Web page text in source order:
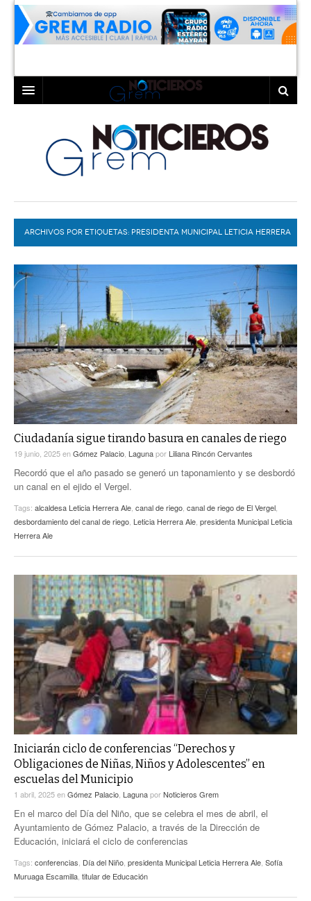
LAGUNA
TORREÓN
GÓMEZ PALACIO
LERDO
COAHUILA
DURANGO
DEPORTES
EL EXACTO
EXA INFORMA
GLOBO
CONTEXTOS
TRAYECTO LAGUNA
A MEDIA MAÑANA
A TODA LEY
DIÁLOGOS CON LA HISTORIA
TWEETS AND BEATS
LA MEJOR 97.1 ESTÉREO GALLITO
ACTUALIDADES GREM
LA MEJOR INFORMACIÓN
COLABORADORES
ACTUALIDADES GREM
ARCHIVOS POR ETIQUETAS: PRESIDENTA MUNICIPAL LETICIA HERRERA
Ciudadanía sigue tirando basura en canales de riego
19 junio, 2025enGómez Palacio Lagunapor Liliana Rincón Cervantes
Recordó que el año pasado se generó un taponamiento y se desbordó
un canal en el ejido el Vergel.
Tags: alcaldesa Leticia Herrera Ale canal de riego canal de riego de El Vergel
desbordamiento del canal de riego Leticia Herrera Ale presidenta Municipal Leticia
Herrera Ale
Iniciarán ciclo de conferencias “Derechos y
Obligaciones de Niñas, Niños y Adolescentes” en
escuelas del Municipio
1 abril, 2025enGómez Palacio LagunaporNoticieros Grem
En el marco del Día del Niño, que se celebra el mes de abril, el
Ayuntamiento de Gómez Palacio, a través de la Dirección de
Educación, iniciará el ciclo de conferencias
Tags: conferencias Día del Niño presidenta Municipal Leticia Herrera Ale Sofía
Muruaga Escamilla titular de Educación